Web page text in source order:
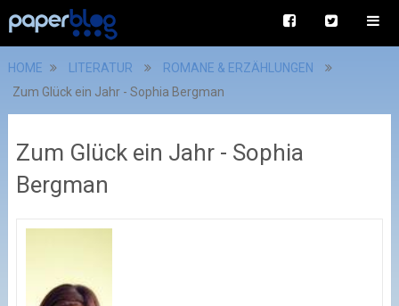
HOME LITERATUR
ROMANE & ERZÄHLUNGEN
Zum Glück ein Jahr - Sophia Bergman
Zum Glück ein Jahr - Sophia
Bergman